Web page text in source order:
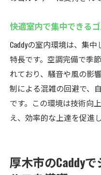
快適室内で集中できる
Caddyの室内環境は、集
特長です。空調完備で季
れており、騒音や風の影
制による混雑の回避で、
です。この環境は技術向
え、効率的な上達を促進し
厚木市のCaddy